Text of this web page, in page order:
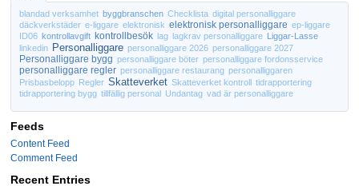
blandad verksamhet byggbranschen Checklista digital personalliggare
däckverkstäder e-liggare elektronisk elektronisk personalliggare ep-liggare
ID06 kontrollavgift kontrollbesök lag lagkrav personalliggare
Liggar-Lasse
linkedin Personalliggare personalliggare 2026 personalliggare 2027
Personalliggare bygg personalliggare böter personalliggare fordonsservice
personalliggare regler personalliggare restaurang personalliggaren
Prisbasbelopp Regler Skatteverket Skatteverket kontroll
tidrapportering
tidrapportering bygg tillfällig personal Undantag vad är personalliggare
Feeds
Content Feed
Comment Feed
Recent Entries